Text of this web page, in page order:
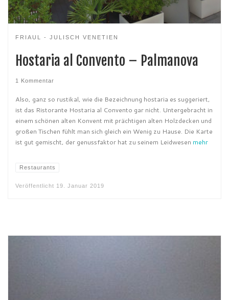
FRIAUL - JULISCH VENETIEN
Hostaria al Convento – Palmanova
1 Kommentar
Also, ganz so rustikal, wie die Bezeichnung hostaria es suggeriert,
ist das Ristorante Hostaria al Convento gar nicht. Untergebracht in
einem schönen alten Konvent mit prächtigen alten Holzdecken und
großen Tischen fühlt man sich gleich ein Wenig zu Hause. Die Karte
ist gut gemischt, der genussfaktor hat zu seinem Leidwesen mehr
Restaurants
Veröffentlicht 19. Januar 2019